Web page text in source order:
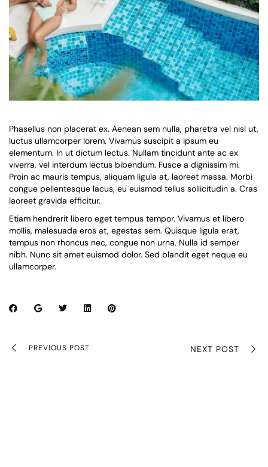
Phasellus non placerat ex. Aenean sem nulla, pharetra vel nisl ut,
luctus ullamcorper lorem. Vivamus suscipit a ipsum eu
elementum. In ut dictum lectus. Nullam tincidunt ante ac ex
viverra, vel interdum lectus bibendum. Fusce a dignissim mi.
Proin ac mauris tempus, aliquam ligula at, laoreet massa. Morbi
congue pellentesque lacus, eu euismod tellus sollicitudin a. Cras
laoreet gravida efficitur.
Etiam hendrerit libero eget tempus tempor. Vivamus et libero
mollis, malesuada eros at, egestas sem. Quisque ligula erat,
tempus non rhoncus nec, congue non urna. Nulla id semper
nibh. Nunc sit amet euismod dolor. Sed blandit eget neque eu
ullamcorper.
PREVIOUS POST NEXT POST